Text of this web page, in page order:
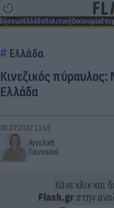
ΕλλάδαΠολιτικήΟικονομία
Ελλάδα
Κινεζικός πύραυλος:
Ελλάδα
Αγγελική
Γιαννακού
30.07.2022 13:43
Κάνε κλικ και
Flash.grστην